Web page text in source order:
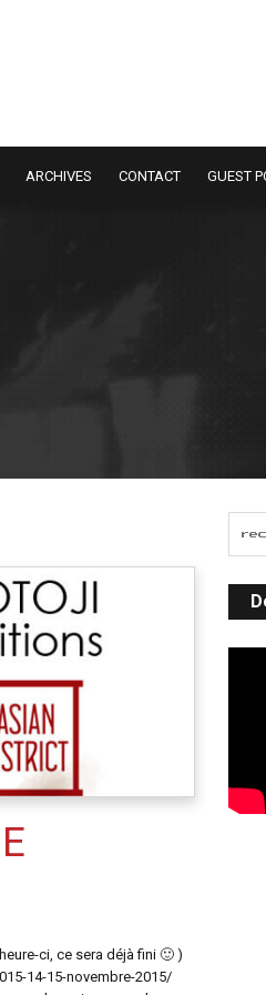
ARCHIVES CONTACT GUEST
ci, ce sera déjà fini 🙂 )
14-15-novembre-2015/